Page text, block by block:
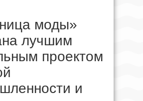
моды»
лучшим
проектом
и